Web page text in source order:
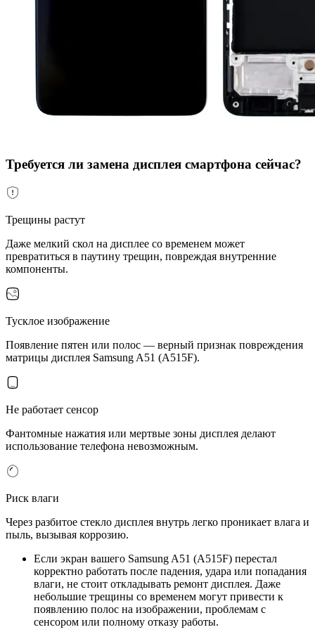
Требуется ли замена дисплея смартфона сейчас?
Трещины растут
Даже мелкий скол на дисплее со временем может
превратиться в паутину трещин, повреждая внутренние
компоненты.
Тусклое изображение
Появление пятен или полос — верный признак повреждения
матрицы дисплея Samsung A51 (A515F).
Не работает сенсор
Фантомные нажатия или мертвые зоны дисплея делают
использование телефона невозможным.
Риск влаги
Через разбитое стекло дисплея внутрь легко проникает влага и
пыль, вызывая коррозию.
Если экран вашего Samsung A51 (A515F) перестал
корректно работать после падения, удара или попадания
влаги, не стоит откладывать ремонт дисплея. Даже
небольшие трещины со временем могут привести к
появлению полос на изображении, проблемам с
сенсором или полному отказу работы.